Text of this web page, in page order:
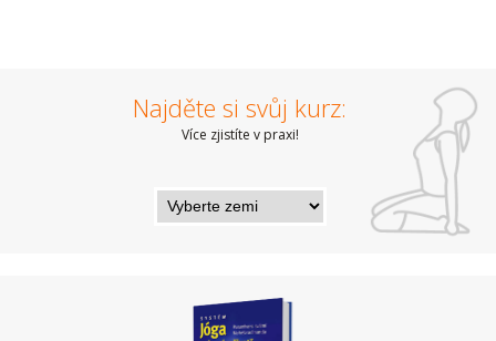
Najděte si svůj kurz:
Více zjistíte v praxi!